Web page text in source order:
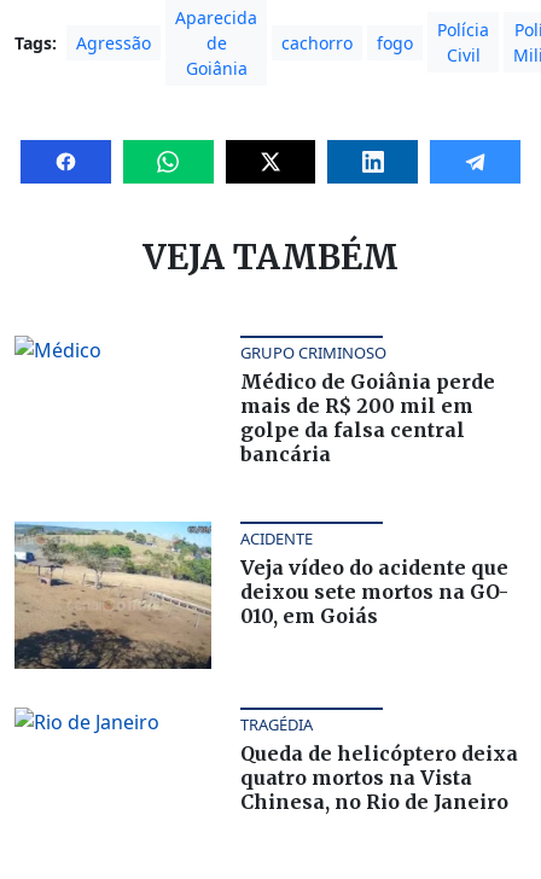
Tags: Agressão
Aparecida
de
Goiânia
cachorro fogo
Polícia
Civil
VEJA TAMBÉM
GRUPO CRIMINOSO
Médico de Goiânia perde
mais de R$ 200 mil em
golpe da falsa central
bancária
ACIDENTE
Veja vídeo do acidente que
deixou sete mortos na GO-
010, em Goiás
TRAGÉDIA
Queda de helicóptero deixa
quatro mortos na Vista
Chinesa, no Rio de Janeiro